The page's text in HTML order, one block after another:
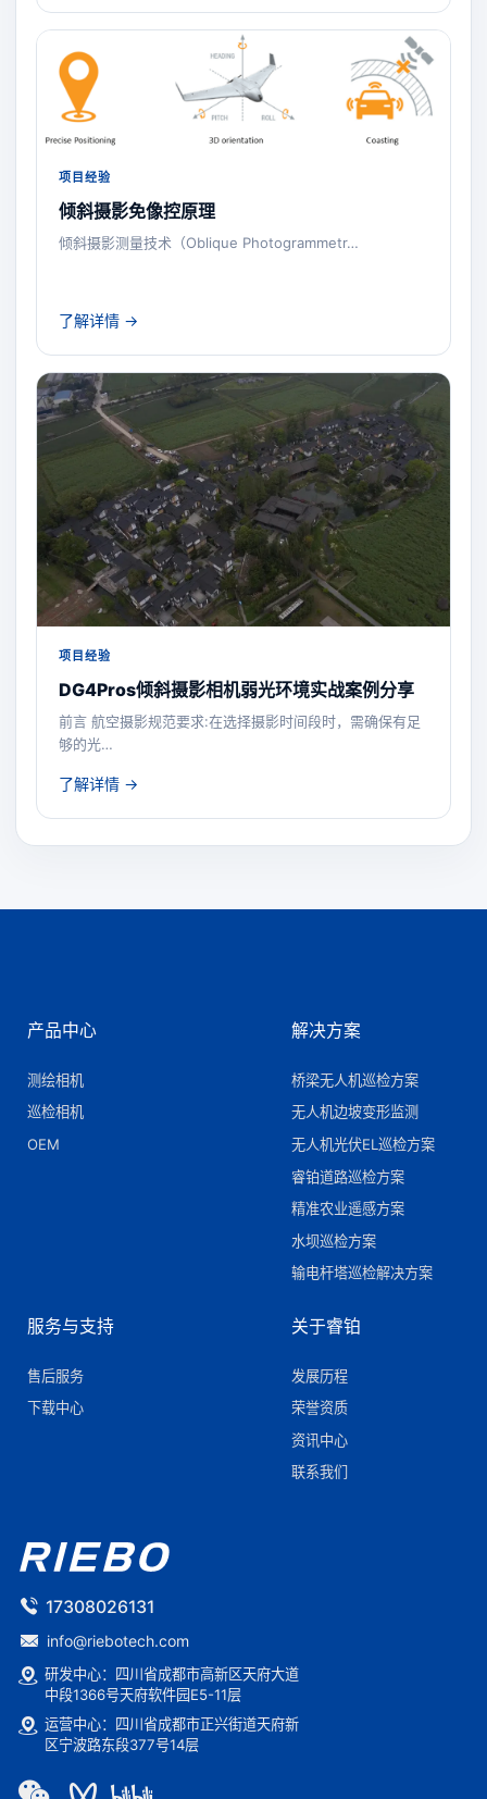
项目经验
倾斜摄影免像控原理
倾斜摄影测量技术（Oblique Photogrammetr…
了解详情 →
项目经验
DG4Pros倾斜摄影相机弱光环境实战案例分享
前言 航空摄影规范要求:在选择摄影时间段时，需确保有足
够的光…
了解详情 →
17308026131
info@riebotech.com
研发中心：四川省成都市高新区天府大道
中段1366号天府软件园E5-11层
运营中心：四川省成都市正兴街道天府新
区宁波路东段377号14层
产品中心
测绘相机
巡检相机
OEM
解决方案
桥梁无人机巡检方案
无人机边坡变形监测
无人机光伏EL巡检方案
睿铂道路巡检方案
精准农业遥感方案
水坝巡检方案
输电杆塔巡检解决方案
服务与支持
售后服务
下载中心
关于睿铂
发展历程
荣誉资质
资讯中心
联系我们